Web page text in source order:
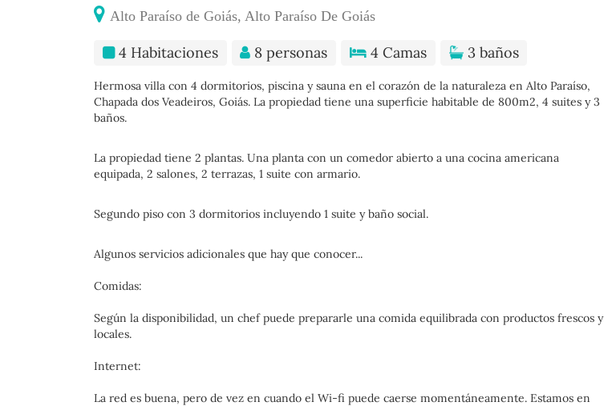
Alto Paraíso de Goiás, Alto Paraíso De Goiás
4 Habitaciones 8 personas 4 Camas 3 baños
Hermosa villa con 4 dormitorios, piscina y sauna en el corazón de la naturaleza en Alto Paraíso,
Chapada dos Veadeiros, Goiás. La propiedad tiene una superficie habitable de 800m2, 4 suites y 3
baños.
La propiedad tiene 2 plantas. Una planta con un comedor abierto a una cocina americana
equipada, 2 salones, 2 terrazas, 1 suite con armario.
Segundo piso con 3 dormitorios incluyendo 1 suite y baño social.
Algunos servicios adicionales que hay que conocer...
Comidas:
Según la disponibilidad, un chef puede prepararle una comida equilibrada con productos frescos y
locales.
Internet:
La red es buena, pero de vez en cuando el Wi-fi puede caerse momentáneamente. Estamos en